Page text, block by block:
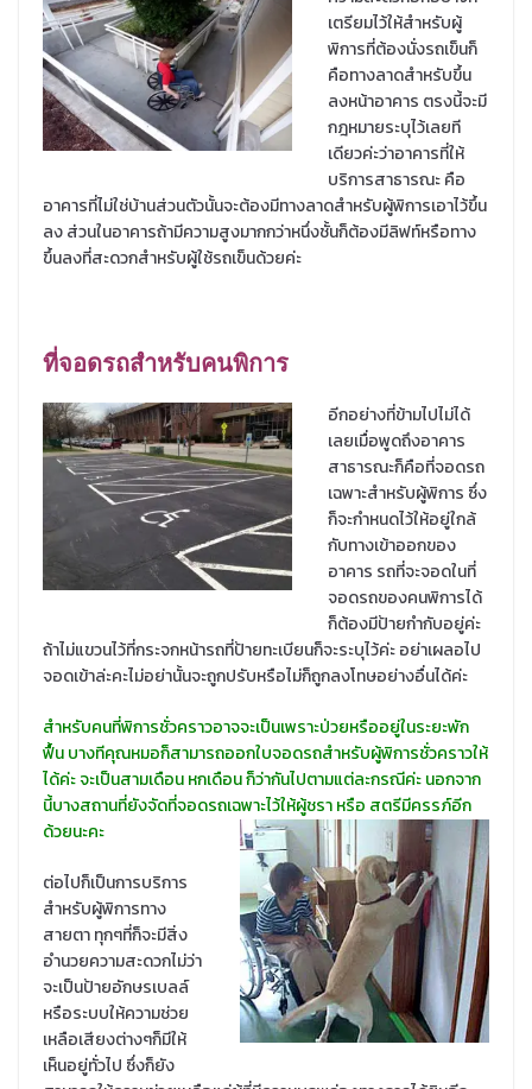
เตรียมไว้ให้สำหรับผู้
พิการที่ต้องนั่งรถเข็นก็
คือทางลาดสำหรับขึ้น
ลงหน้าอาคาร ตรงนี้จะมี
กฎหมายระบุไว้เลยที
เดียวค่ะว่าอาคารที่ให้
บริการสาธารณะ คือ
อาคารที่ไม่ใช่บ้านส่วนตัวนั้นจะต้องมีทางลาดสำหรับผู้พิการเอาไว้ขึ้น
ลง ส่วนในอาคารถ้ามีความสูงมากกว่าหนึ่งชั้นก็ต้องมีลิฟท์หรือทาง
ขึ้นลงที่สะดวกสำหรับผู้ใช้รถเข็นด้วยค่ะ
ที่จอดรถสำหรับคนพิการ
อีกอย่างที่ข้ามไปไม่ได้
เลยเมื่อพูดถึงอาคาร
สาธารณะก็คือที่จอดรถ
เฉพาะสำหรับผู้พิการ ซึ่ง
ก็จะกำหนดไว้ให้อยู่ใกล้
กับทางเข้าออกของ
อาคาร รถที่จะจอดในที่
จอดรถของคนพิการได้
ก็ต้องมีป้ายกำกับอยู่ค่ะ
ถ้าไม่แขวนไว้ที่กระจกหน้ารถที่ป้ายทะเบียนก็จะระบุไว้ค่ะ อย่าเผลอไป
จอดเข้าล่ะคะไม่อย่านั้นจะถูกปรับหรือไม่ก็ถูกลงโทษอย่างอื่นได้ค่ะ
สำหรับคนที่พิการชั่วคราวอาจจะเป็นเพราะป่วยหรืออยู่ในระยะพัก
ฟื้น บางทีคุณหมอก็สามารถออกใบจอดรถสำหรับผู้พิการชั่วคราวให้
ได้ค่ะ จะเป็นสามเดือน หกเดือน ก็ว่ากันไปตามแต่ละกรณีค่ะ นอกจาก
นี้บางสถานที่ยังจัดที่จอดรถเฉพาะไว้ให้ผู้ชรา หรือ สตรีมีครรภ์อีก
ด้วยนะคะ
ต่อไปก็เป็นการบริการ
สำหรับผู้พิการทาง
สายตา ทุกๆที่ก็จะมีสิ่ง
อำนวยความสะดวกไม่ว่า
จะเป็นป้ายอักษรเบลล์
หรือระบบให้ความช่วย
เหลือเสียงต่างๆก็มีให้
เห็นอยู่ทั่วไป ซึ่งก็ยัง